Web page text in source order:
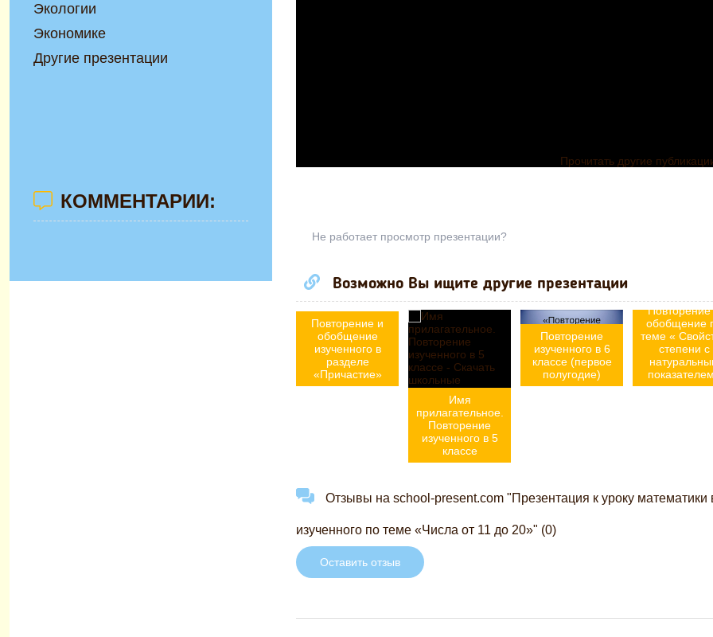
Прочитать другие
Не работает просмотр презентации?
Возможно Вы ищите другие презентации
Повторение и
обобщение
изученного в
разделе
«Причастие»
Имя
прилагательное.
Повторение
изученного в 5
классе
Повторение
изученного в 6
классе (первое
полугодие)
алгебра, по
Повторение
обобщение
теме «
степени с
Отзывы на school-present.com "Презентация к уроку
изученного по теме «Числа от 11 до 20»" (0)
Оставить отзыв
Экологии
Экономике
Другие презентации
КОММЕНТАРИИ: